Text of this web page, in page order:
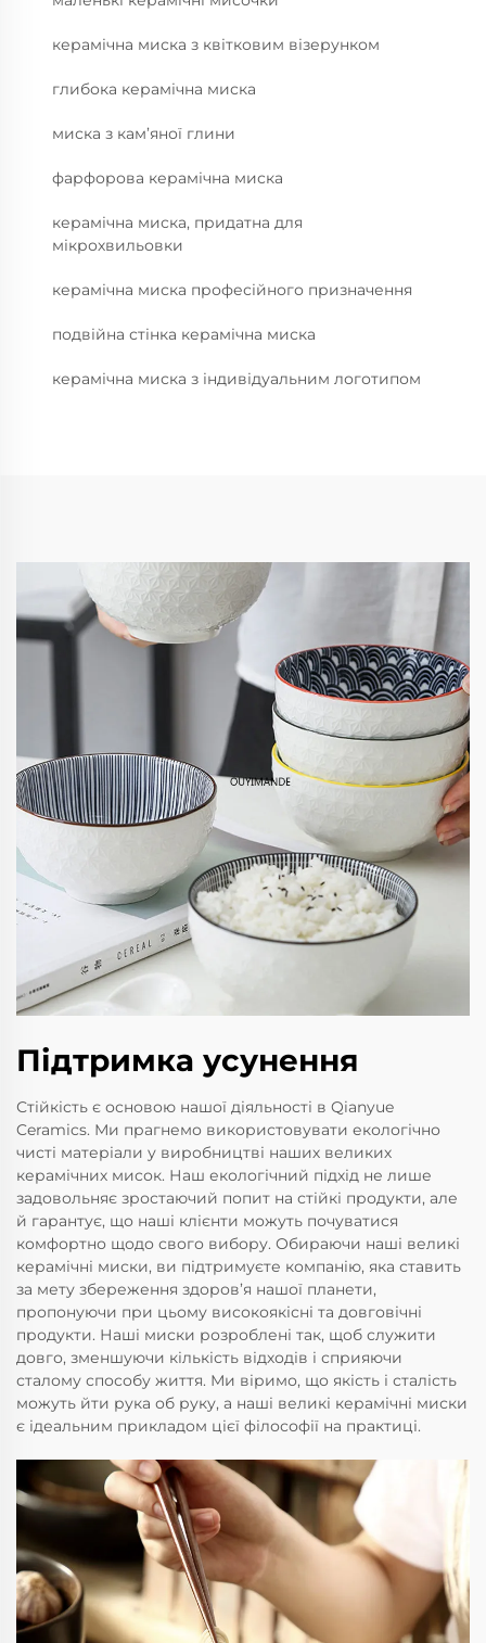
керамічна миска з квітковим візерунком
глибока керамічна миска
миска з кам’яної глини
фарфорова керамічна миска
керамічна миска, придатна для
мікрохвильовки
керамічна миска професійного призначення
подвійна стінка керамічна миска
керамічна миска з індивідуальним логотипом
Підтримка усунення
Стійкість є основою нашої діяльності в Qianyue
Ceramics. Ми прагнемо використовувати екологічно
чисті матеріали у виробництві наших великих
керамічних мисок. Наш екологічний підхід не лише
задовольняє зростаючий попит на стійкі продукти, але
й гарантує, що наші клієнти можуть почуватися
комфортно щодо свого вибору. Обираючи наші великі
керамічні миски, ви підтримуєте компанію, яка ставить
за мету збереження здоров’я нашої планети,
пропонуючи при цьому високоякісні та довговічні
продукти. Наші миски розроблені так, щоб служити
довго, зменшуючи кількість відходів і сприяючи
сталому способу життя. Ми віримо, що якість і сталість
можуть йти рука об руку, а наші великі керамічні миски
є ідеальним прикладом цієї філософії на практиці.